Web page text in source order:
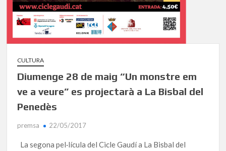
CULTURA
Diumenge 28 de maig “Un monstre em
ve a veure” es projectarà a La Bisbal del
Penedès
premsa 22/05/2017
La segona pel·lícula del Cicle Gaudí a La Bisbal del